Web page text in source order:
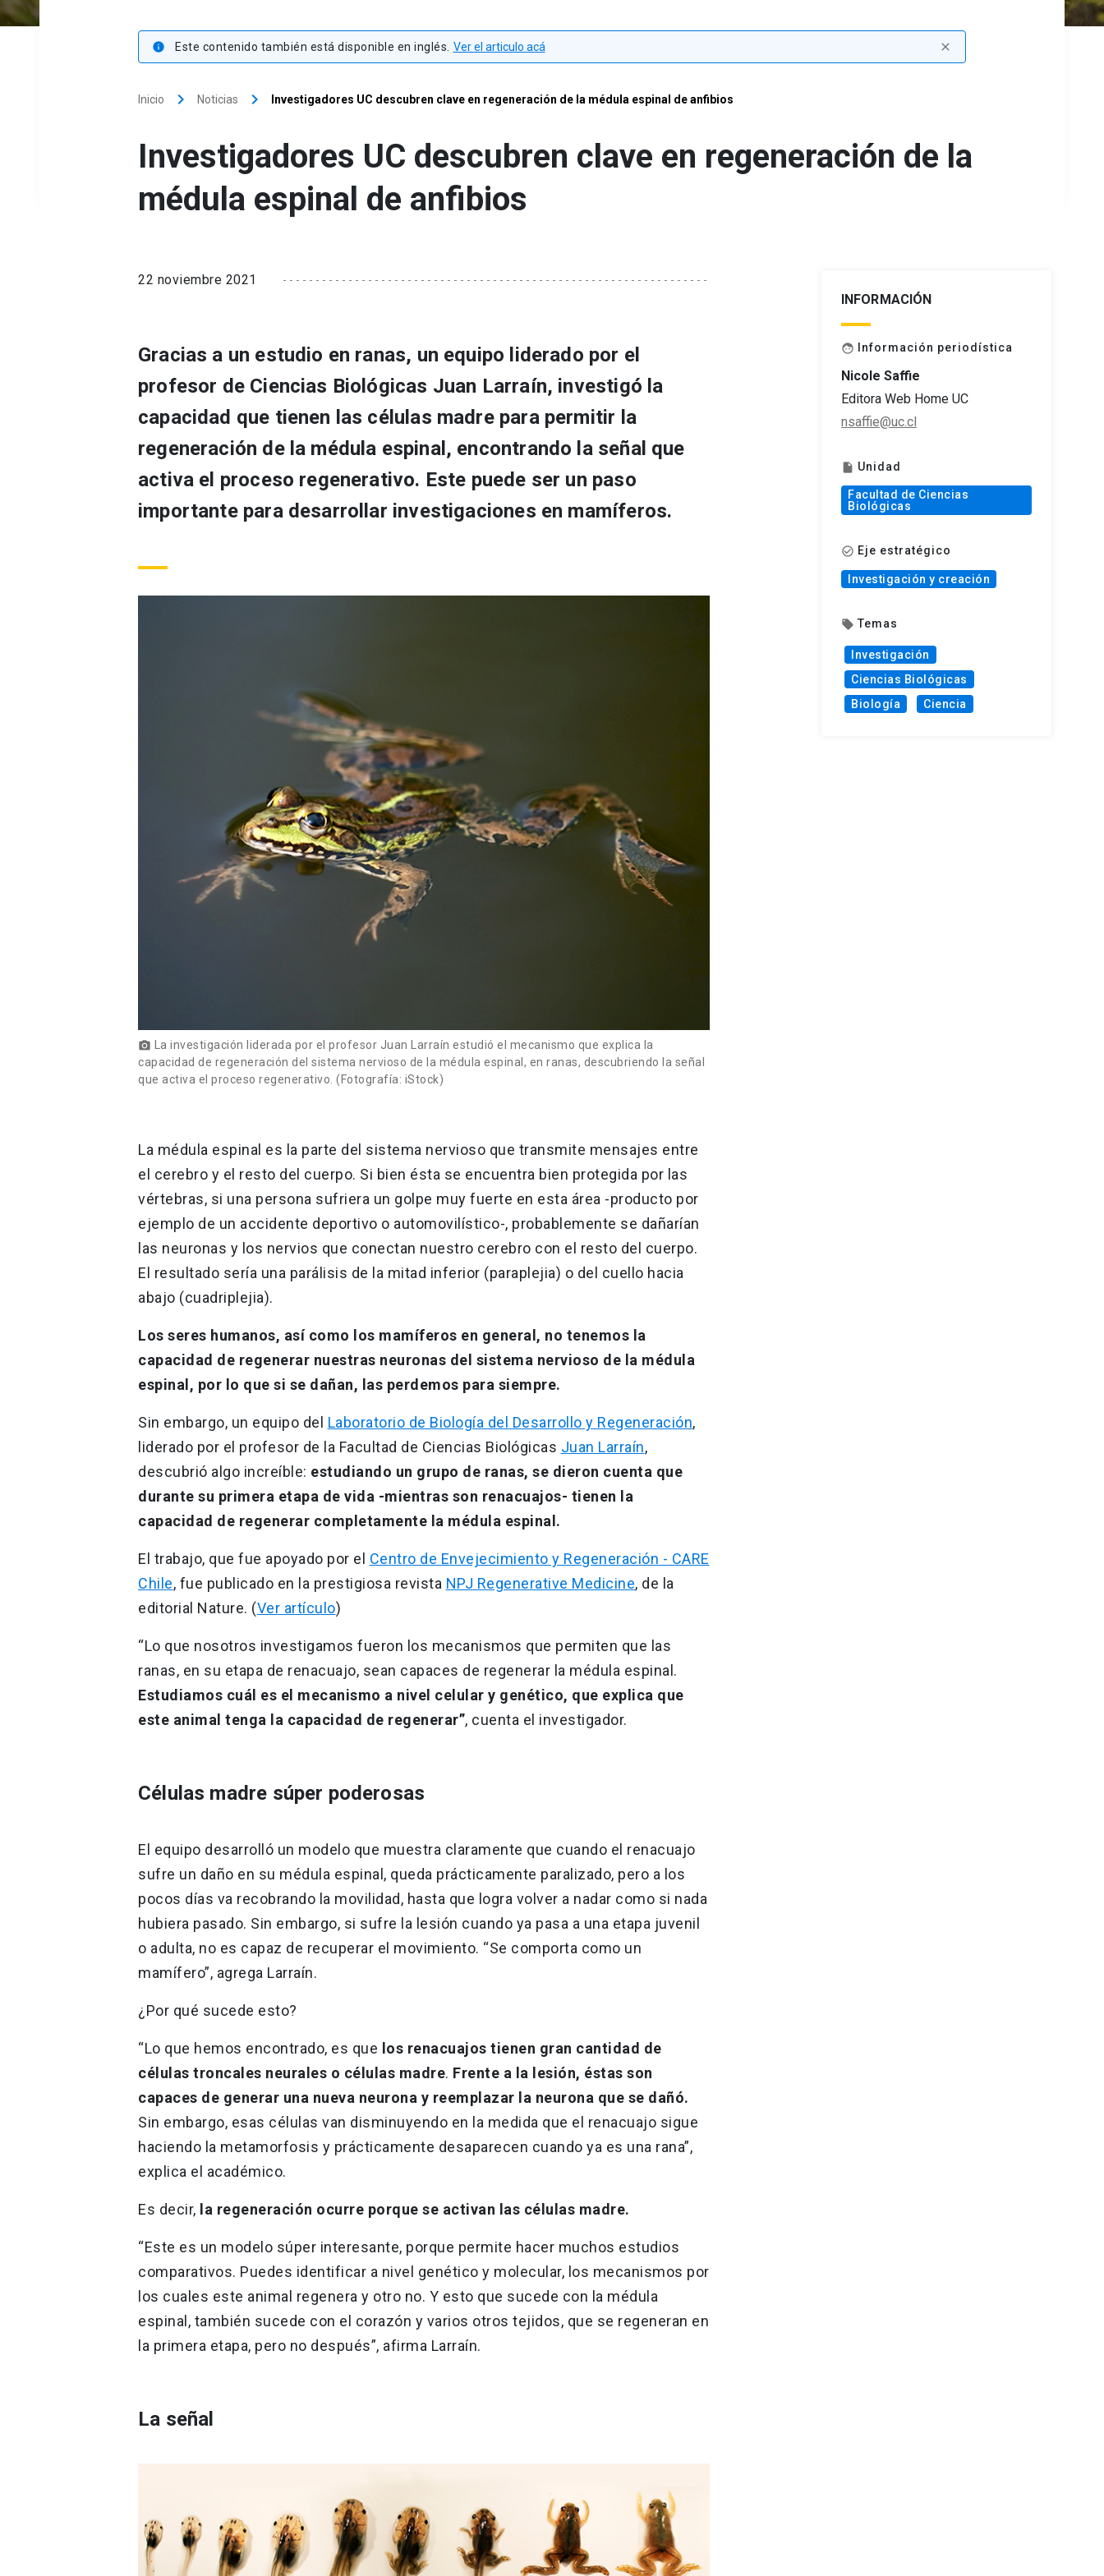
info Este contenido también está disponible en inglés. Ver el articulo acá close
Inicio keyboard_arrow_right Noticias keyboard_arrow_right Investigadores UC descubren clave en regeneración de la médula espinal de anfibios
Investigadores UC descubren clave en regeneración de la
médula espinal de anfibios
22 noviembre 2021
Gracias a un estudio en ranas, un equipo liderado por el
profesor de Ciencias Biológicas Juan Larraín, investigó la
capacidad que tienen las células madre para permitir la
regeneración de la médula espinal, encontrando la señal que
activa el proceso regenerativo. Este puede ser un paso
importante para desarrollar investigaciones en mamíferos.
photo_camera La investigación liderada por el profesor Juan Larraín estudió el mecanismo que explica la
capacidad de regeneración del sistema nervioso de la médula espinal, en ranas, descubriendo la señal
que activa el proceso regenerativo. (Fotografía: iStock)
La médula espinal es la parte del sistema nervioso que transmite mensajes entre
el cerebro y el resto del cuerpo. Si bien ésta se encuentra bien protegida por las
vértebras, si una persona sufriera un golpe muy fuerte en esta área -producto por
ejemplo de un accidente deportivo o automovilístico-, probablemente se dañarían
las neuronas y los nervios que conectan nuestro cerebro con el resto del cuerpo.
El resultado sería una parálisis de la mitad inferior (paraplejia) o del cuello hacia
abajo (cuadriplejia).
Los seres humanos, así como los mamíferos en general, no tenemos la
capacidad de regenerar nuestras neuronas del sistema nervioso de la médula
espinal, por lo que si se dañan, las perdemos para siempre.
Sin embargo, un equipo del Laboratorio de Biología del Desarrollo y Regeneración,
liderado por el profesor de la Facultad de Ciencias Biológicas Juan Larraín,
descubrió algo increíble: estudiando un grupo de ranas, se dieron cuenta que
durante su primera etapa de vida -mientras son renacuajos- tienen la
capacidad de regenerar completamente la médula espinal.
El trabajo, que fue apoyado por el Centro de Envejecimiento y Regeneración - CARE
Chile, fue publicado en la prestigiosa revista NPJ Regenerative Medicine, de la
editorial Nature. (Ver artículo)
“Lo que nosotros investigamos fueron los mecanismos que permiten que las
ranas, en su etapa de renacuajo, sean capaces de regenerar la médula espinal.
Estudiamos cuál es el mecanismo a nivel celular y genético, que explica que
este animal tenga la capacidad de regenerar”, cuenta el investigador.
Células madre súper poderosas
El equipo desarrolló un modelo que muestra claramente que cuando el renacuajo
sufre un daño en su médula espinal, queda prácticamente paralizado, pero a los
pocos días va recobrando la movilidad, hasta que logra volver a nadar como si nada
hubiera pasado. Sin embargo, si sufre la lesión cuando ya pasa a una etapa juvenil
o adulta, no es capaz de recuperar el movimiento. “Se comporta como un
mamífero”, agrega Larraín.
¿Por qué sucede esto?
“Lo que hemos encontrado, es que los renacuajos tienen gran cantidad de
células troncales neurales o células madre. Frente a la lesión, éstas son
capaces de generar una nueva neurona y reemplazar la neurona que se dañó.
Sin embargo, esas células van disminuyendo en la medida que el renacuajo sigue
haciendo la metamorfosis y prácticamente desaparecen cuando ya es una rana”,
explica el académico.
Es decir, la regeneración ocurre porque se activan las células madre.
“Este es un modelo súper interesante, porque permite hacer muchos estudios
comparativos. Puedes identificar a nivel genético y molecular, los mecanismos por
los cuales este animal regenera y otro no. Y esto que sucede con la médula
espinal, también sucede con el corazón y varios otros tejidos, que se regeneran en
la primera etapa, pero no después”, afirma Larraín.
La señal
INFORMACIÓN
face Información periodística
Nicole Saffie
Editora Web Home UC
nsaffie@uc.cl
insert_drive_file Unidad
Facultad de Ciencias
Biológicas
check_circle_outline Eje estratégico
Investigación y creación
local_offer Temas
Investigación
Ciencias Biológicas
Biología
Ciencia